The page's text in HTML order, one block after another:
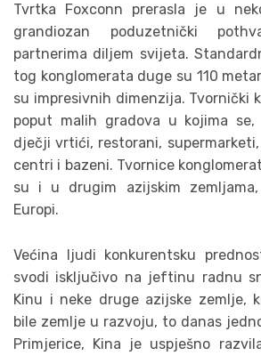
Tvrtka Foxconn prerasla je u
grandiozan poduzetnički
partnerima diljem svijeta.
tog konglomerata duge su 110
su impresivnih dimenzija. Tvornički
poput malih gradova u kojima se,
dječji vrtići, restorani,
centri i bazeni. Tvornice
su i u drugim azijskim
Europi.
Većina ljudi konkurentsku
svodi isključivo na jeftinu radnu
Kinu i neke druge azijske zemlje,
bile zemlje u razvoju, to danas
Primjerice, Kina je uspješno